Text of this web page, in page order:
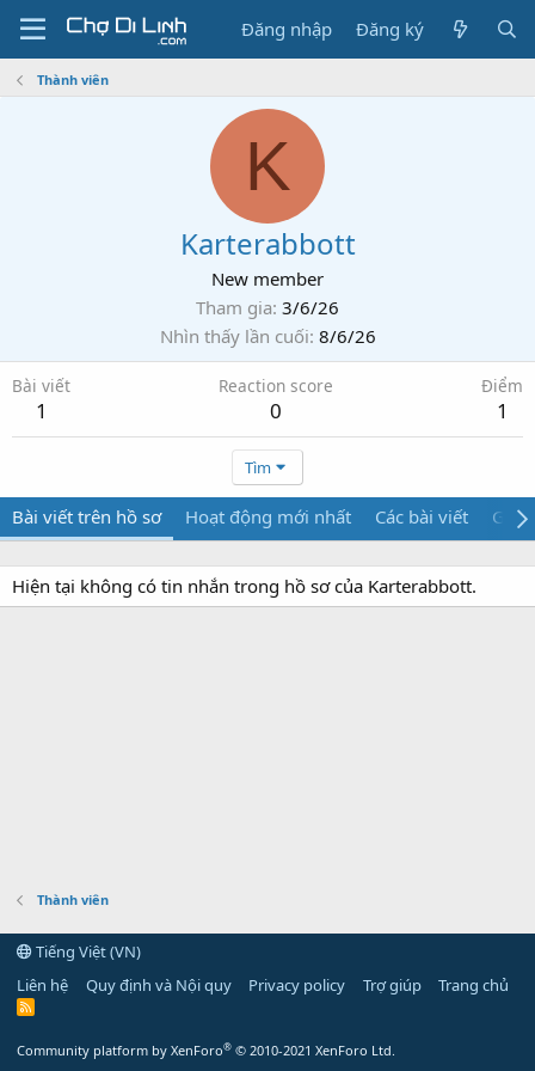
Đăng nhập Đăng ký
Thành viên
K
Karterabbott
New member
Tham gia 3/6/26
Nhìn thấy lần cuối 8/6/26
Bài viết
1
Reaction score
0
Điểm
1
Tìm
Bài viết trên hồ sơ Hoạt động mới nhất Các bài viết Giới
Hiện tại không có tin nhắn trong hồ sơ của Karterabbott.
Thành viên
Tiếng Việt (VN)
Liên hệ
Quy định và Nội quy Privacy policy Trợ giúp Trang chủ
R
Community platform by XenForo® © 2010-2021 XenForo Ltd.